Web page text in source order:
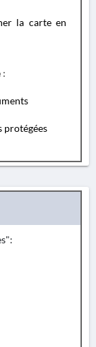
la carte en
:
protégées